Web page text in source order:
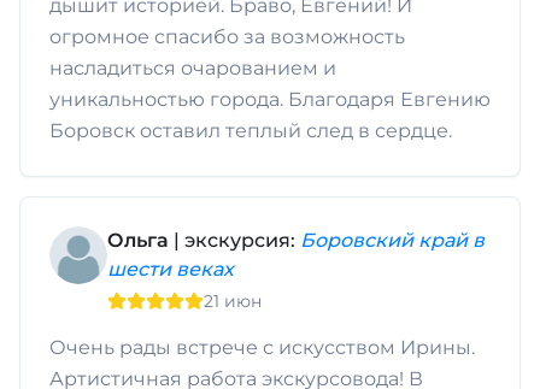
дышит историей. Браво, Евгений! И
огромное спасибо за возможность
насладиться очарованием и
уникальностью города. Благодаря Евгению
Боровск оставил теплый след в сердце.
Ольга | экскурсия: Боровский край в
шести веках
21 июн
Очень рады встрече с искусством Ирины.
Артистичная работа экскурсовода! В